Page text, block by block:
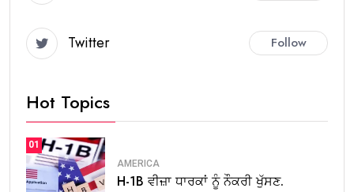
Twitter Follow
Hot Topics
01
AMERICA
H-1B ਵੀਜ਼ਾ ਧਾਰਕਾਂ ਨੂੰ ਨੌਕਰੀ ਖੁੱਸਣ.